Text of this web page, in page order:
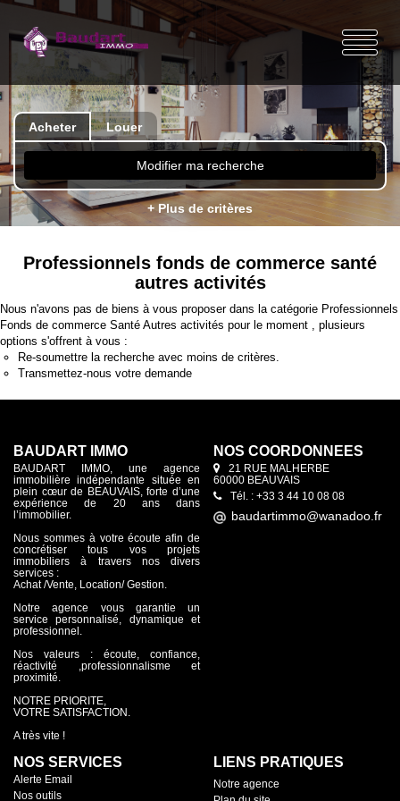
Acheter Louer
Modifier ma recherche
+ Plus de critères
Professionnels fonds de commerce santé
autres activités
Nous n'avons pas de biens à vous proposer dans la catégorie Professionnels
Fonds de commerce Santé Autres activités pour le moment , plusieurs
options s'offrent à vous :
Re-soumettre la recherche avec moins de critères.
Transmettez-nous votre demande
BAUDART IMMO
BAUDART IMMO, une agence
immobilière indépendante située en
plein cœur de BEAUVAIS, forte d’une
expérience de 20 ans dans
l’immobilier.
Nous sommes à votre écoute afin de
concrétiser tous vos projets
immobiliers à travers nos divers
services :
Achat /Vente, Location/ Gestion.
Notre agence vous garantie un
service personnalisé, dynamique et
professionnel.
Nos valeurs : écoute, confiance,
réactivité ,professionnalisme et
proximité.
NOTRE PRIORITE,
VOTRE SATISFACTION.
A très vite !
NOS COORDONNÉES
21 RUE MALHERBE
60000 BEAUVAIS
Tél. : +33 3 44 10 08 08
NOS SERVICES
Alerte Email
Nos outils
LIENS PRATIQUES
Notre agence